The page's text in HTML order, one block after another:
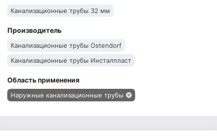
Канализационные трубы 32 мм
Производитель
Канализационные трубы Ostendorf
Канализационные трубы Инсталпласт
Область применения
Наружные канализационные трубы